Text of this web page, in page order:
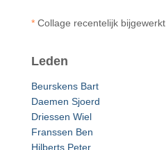
* Collage recentelijk bijgewerkt.
Leden
Beurskens Bart
Daemen Sjoerd
Driessen Wiel
Franssen Ben
Hilberts Peter